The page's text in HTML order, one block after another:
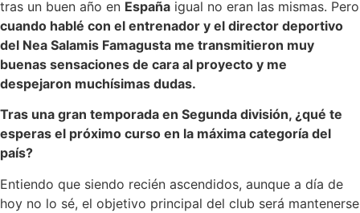
tras un buen año en España igual no eran las mismas. Pero
cuando hablé con el entrenador y el director deportivo
del Nea Salamis Famagusta me transmitieron muy
buenas sensaciones de cara al proyecto y me
despejaron muchísimas dudas.
Tras una gran temporada en Segunda división, ¿qué te
esperas el próximo curso en la máxima categoría del
país?
Entiendo que siendo recién ascendidos, aunque a día de
hoy no lo sé, el objetivo principal del club será mantenerse